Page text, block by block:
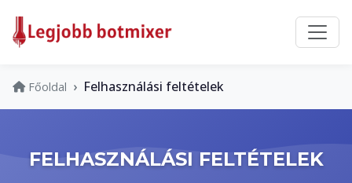
Főoldal Felhasználási feltételek
FELHASZNÁLÁSI FELTÉTELEK